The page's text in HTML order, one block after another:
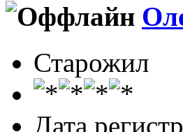
Старожил
Дата